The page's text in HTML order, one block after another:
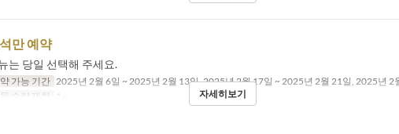
만 예약
는 당일 선택해 주세요.
가능 기간 2025년 2월 6일 ~ 2025년 2월 13일, 2025년 2월 17일 ~ 2025년 2월 21일, 2025년 2
문 수량 제한
1 ~ 자세히보기